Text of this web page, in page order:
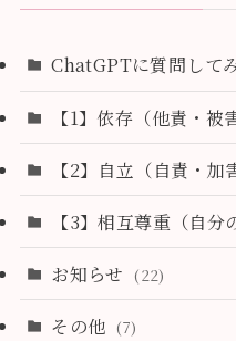
ChatGPTに質問して
【1】依存（他責・被
【2】自立（自責・加
【3】相互尊重（自分
お知らせ (22)
その他 (7)